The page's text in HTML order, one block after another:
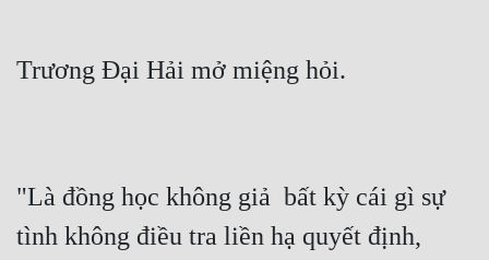
Trương Đại Hải mở miệng hỏi.
"Là đồng học không giả  bất kỳ cái gì sự
tình không điều tra liền hạ quyết định,